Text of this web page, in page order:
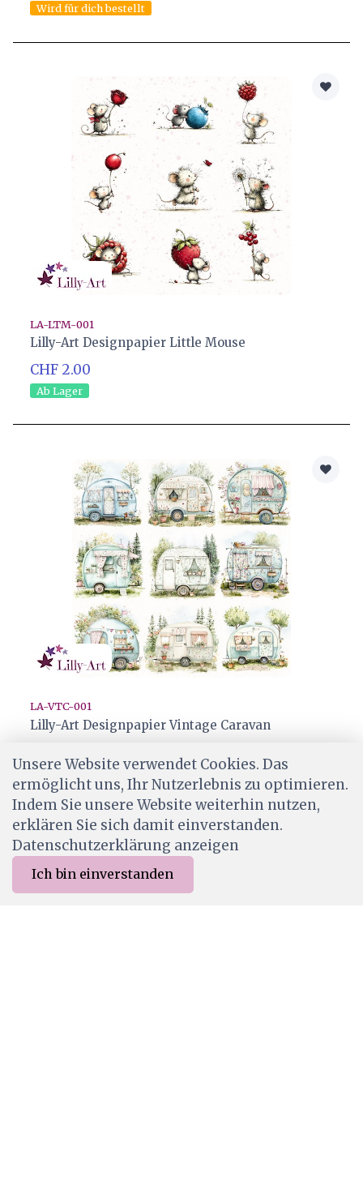
Merkliste Menu
Wird für dich bestellt
LA-LTM-001
Lilly-Art Designpapier Little Mouse
CHF 2.00
Ab Lager
LA-VTC-001
Lilly-Art Designpapier Vintage Caravan
Ab Lager
Unsere Website verwendet Cookies. Das
ermöglicht uns, Ihr Nutzerlebnis zu optimieren.
Indem Sie unsere Website weiterhin nutzen,
erklären Sie sich damit einverstanden.
Datenschutzerklärung anzeigen
Ich bin einverstanden